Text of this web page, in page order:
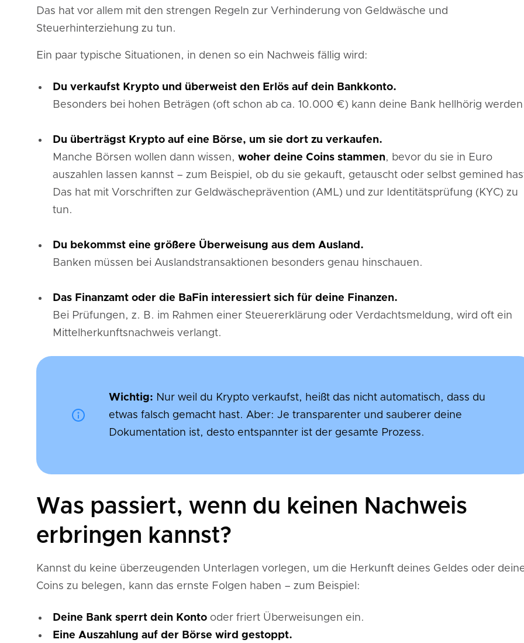
Das hat vor allem mit den strengen Regeln zur Verhinderung von Geldwäsche und
Steuerhinterziehung zu tun.
Ein paar typische Situationen, in denen so ein Nachweis fällig wird:
Du verkaufst Krypto und überweist den Erlös auf dein Bankkonto.
Besonders bei hohen Beträgen (oft schon ab ca. 10.000 €) kann deine Bank hellhörig
Du überträgst Krypto auf eine Börse, um sie dort zu verkaufen.
Manche Börsen wollen dann wissen, woher deine Coins stammen, bevor du sie in Euro
auszahlen lassen kannst – zum Beispiel, ob du sie gekauft, getauscht oder selbst gemined
Das hat mit Vorschriften zur Geldwäscheprävention (AML) und zur Identitätsprüfung (KYC) zu
tun.
Du bekommst eine größere Überweisung aus dem Ausland.
Banken müssen bei Auslandstransaktionen besonders genau hinschauen.
Das Finanzamt oder die BaFin interessiert sich für deine Finanzen.
Bei Prüfungen, z. B. im Rahmen einer Steuererklärung oder Verdachtsmeldung, wird oft ein
Mittelherkunftsnachweis verlangt.
Wichtig: Nur weil du Krypto verkaufst, heißt das nicht automatisch, dass du
etwas falsch gemacht hast. Aber: Je transparenter und sauberer deine
Dokumentation ist, desto entspannter ist der gesamte Prozess.
Was passiert, wenn du keinen Nachweis
erbringen kannst?
Kannst du keine überzeugenden Unterlagen vorlegen, um die Herkunft deines Geldes oder
Coins zu belegen, kann das ernste Folgen haben – zum Beispiel:
Deine Bank sperrt dein Konto oder friert Überweisungen ein.
Eine Auszahlung auf der Börse wird gestoppt.